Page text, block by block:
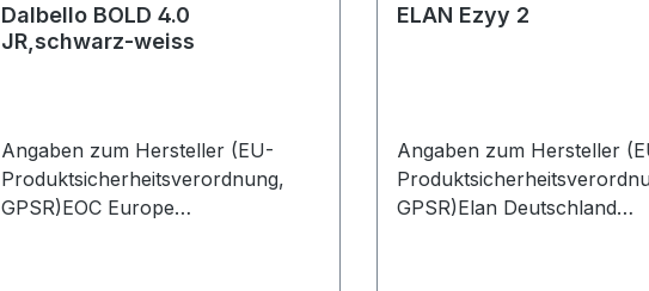
Dalbello BOLD 4.0
JR,schwarz-weiss
Angaben zum Hersteller (EU-
Produktsicherheitsverordnung,
GPSR)EOC Europe
ELAN Ezyy 2
Angaben zum Hersteller
GPSR)Elan Deutschland